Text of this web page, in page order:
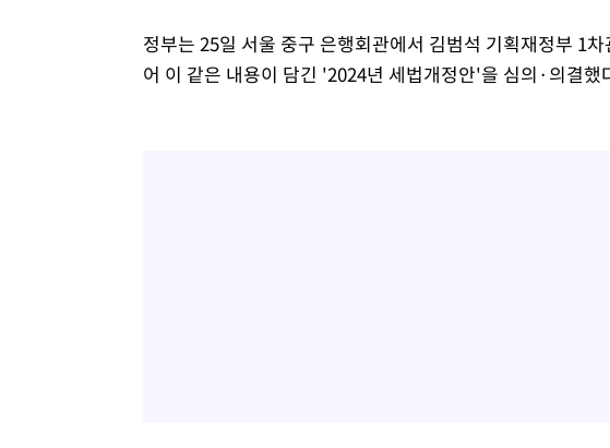
정부는 25일 서울 중구 은행회관에서 김범석 기획재정부 1
어 이 같은 내용이 담긴 '2024년 세법개정안'을 심의·의결했